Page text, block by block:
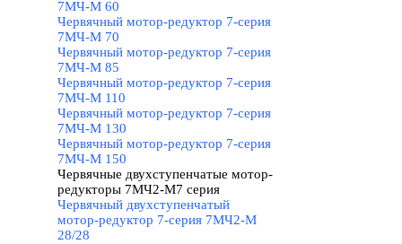
7МЧ-М 60
Червячный мотор-редуктор 7-серия
7МЧ-М 70
Червячный мотор-редуктор 7-серия
7МЧ-М 85
Червячный мотор-редуктор 7-серия
7МЧ-М 110
Червячный мотор-редуктор 7-серия
7МЧ-М 130
Червячный мотор-редуктор 7-серия
7МЧ-М 150
Червячные двухступенчатые мотор-
редукторы 7МЧ2-М7 серия
Червячный двухступенчатый
мотор-редуктор 7-серия 7МЧ2-М
28/28